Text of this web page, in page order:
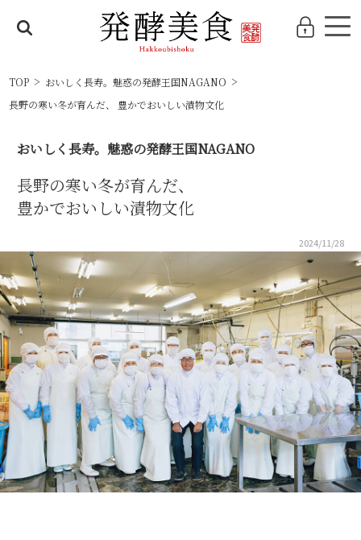
TOP
おいしく長寿。魅惑の発酵王国NAGANO
長野の寒い冬が育んだ、 豊かでおいしい漬物文化
おいしく長寿。魅惑の発酵王国NAGANO
長野の寒い冬が育んだ、
豊かでおいしい漬物文化
2024/11/28